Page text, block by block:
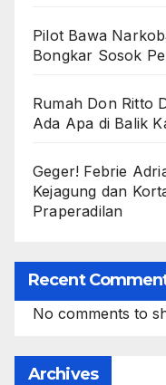
Pilot Bawa
Bongkar Sosok
Rumah Don Ritto
Ada Apa di Balik
Geger! Febrie
Kejagung dan
Praperadilan
Recent
No comments to
Archives